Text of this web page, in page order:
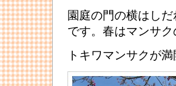
園庭の門の横はし
です。春はマンサク
トキワマンサクが満